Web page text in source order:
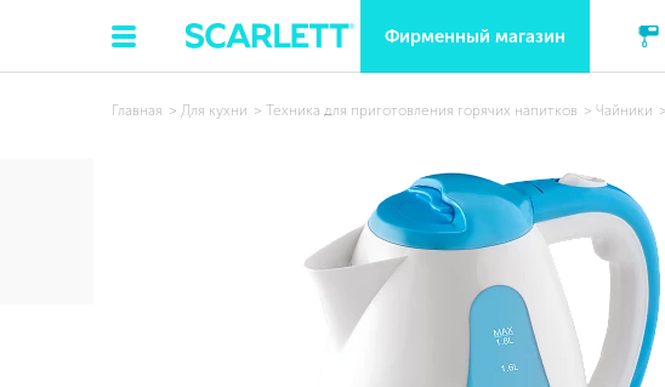
Фирменный магазин
Главная Для кухни Техника для приготовления горячих напитков Чайники